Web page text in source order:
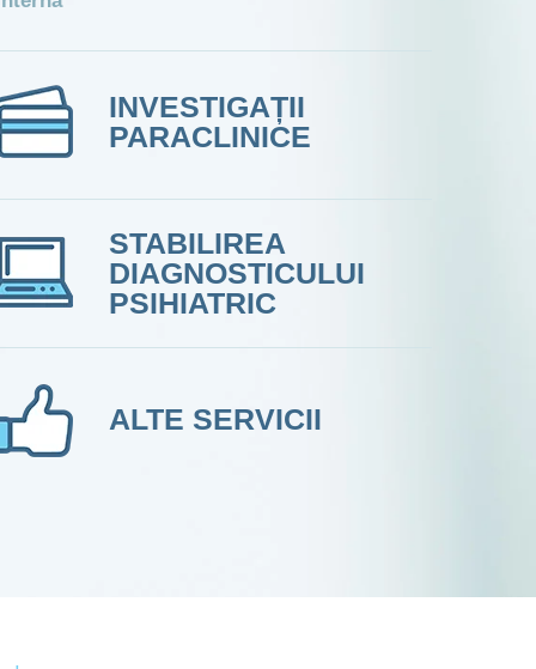
INVESTIGAȚII
PARACLINICE
STABILIREA
DIAGNOSTICULUI
PSIHIATRIC
ALTE SERVICII